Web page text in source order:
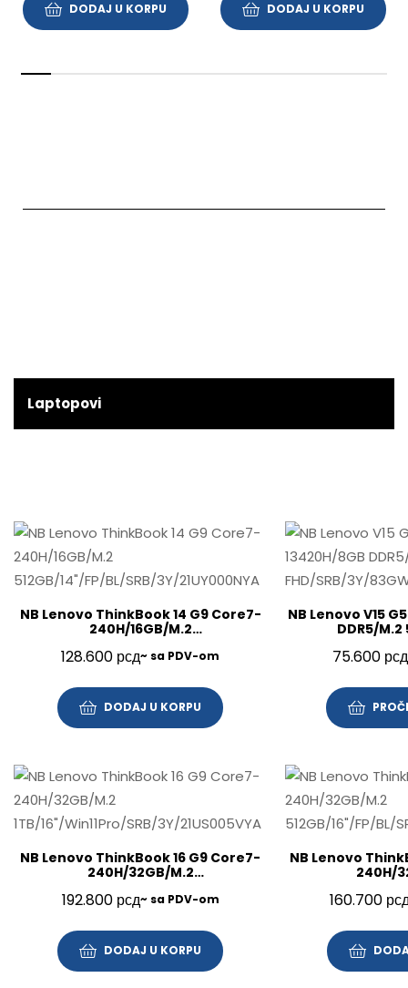
DODAJ U KORPU DODAJ U KORPU
Laptopovi
NB Lenovo ThinkBook 14 G9 Core7-
240H/16GB/M.2
128.600 рсд~ sa PDV-om
DODAJ U KORPU
NB Lenovo V15
DDR5/M.2
75.600 рсд
NB Lenovo ThinkBook 16 G9 Core7-
240H/32GB/M.2
192.800 рсд~ sa PDV-om
DODAJ U KORPU
NB Lenovo
240H/
160.700